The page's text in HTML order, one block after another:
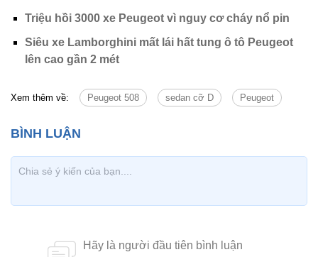
Triệu hồi 3000 xe Peugeot vì nguy cơ cháy nổ pin
Siêu xe Lamborghini mất lái hất tung ô tô Peugeot
lên cao gần 2 mét
Xem thêm về: Peugeot 508 sedan cỡ D Peugeot